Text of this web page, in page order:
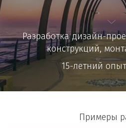
Разработка дизайн-
конструкций,
15-летний
Примеры